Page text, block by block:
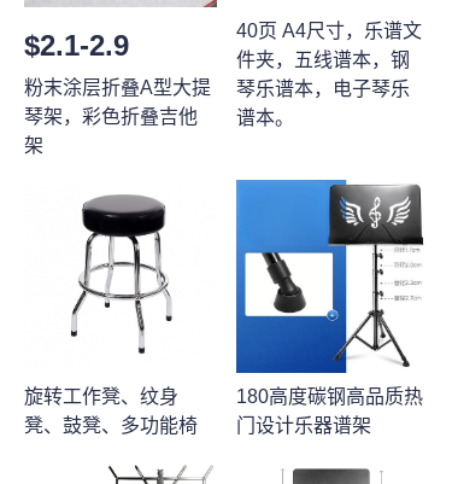
$2.1-2.9
粉末涂层折叠A型大提
琴架，彩色折叠吉他
架
40页 A4尺寸，乐谱文
件夹，五线谱本，钢
琴乐谱本，电子琴乐
谱本。
旋转工作凳、纹身
凳、鼓凳、多功能椅
180高度碳钢高品质热
门设计乐器谱架